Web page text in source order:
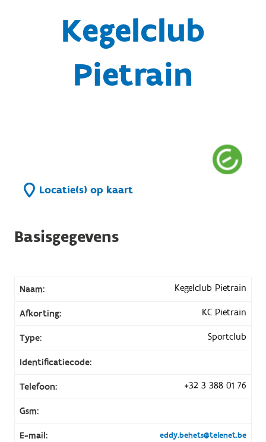
Kegelclub
Pietrain
Locatie(s) op kaart
Basisgegevens
Naam: Kegelclub Pietrain
Afkorting: KC Pietrain
Type: Sportclub
Identificatiecode:
Telefoon: +32 3 388 01 76
Gsm:
E-mail: eddy.behets@telenet.be